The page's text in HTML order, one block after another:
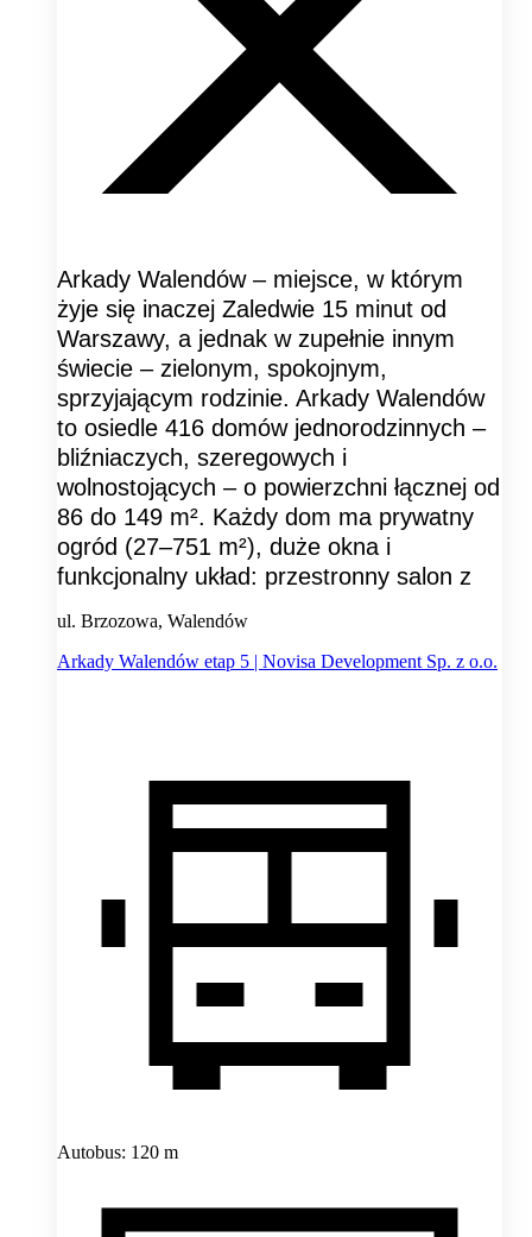
Arkady Walendów – miejsce, w którym
żyje się inaczej Zaledwie 15 minut od
Warszawy, a jednak w zupełnie innym
świecie – zielonym, spokojnym,
sprzyjającym rodzinie. Arkady Walendów
to osiedle 416 domów jednorodzinnych –
bliźniaczych, szeregowych i
wolnostojących – o powierzchni łącznej od
86 do 149 m². Każdy dom ma prywatny
ogród (27–751 m²), duże okna i
funkcjonalny układ: przestronny salon z
ul. Brzozowa, Walendów
Arkady Walendów etap 5 | Novisa Development Sp. z o.o.
Autobus: 120 m